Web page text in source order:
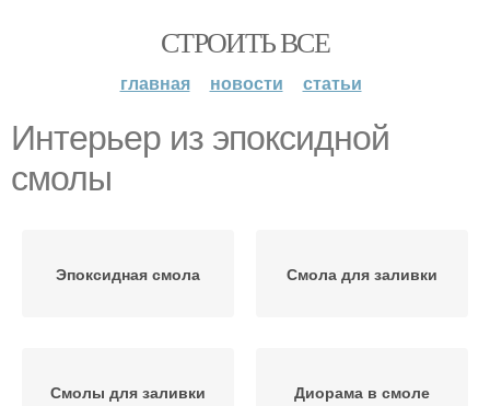
СТРОИТЬ ВСЕ
главная новости статьи
Интерьер из эпоксидной
смолы
Эпоксидная смола Смола для заливки
Смолы для заливки Диорама в смоле